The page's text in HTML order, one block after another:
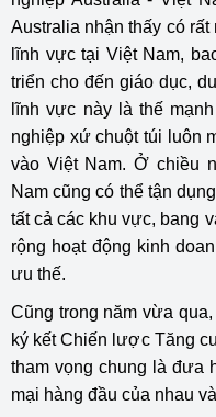
Australia nhận thấy có
lĩnh vực tại Việt Nam,
triển cho đến giáo dục,
lĩnh vực này là thế
nghiệp xứ chuột túi luôn
vào Việt Nam. Ở chiều
Nam cũng có thể tận
tất cả các khu vực, bang
rộng hoạt động kinh
ưu thế.
Cũng trong năm vừa
ký kết Chiến lược Tăng
tham vọng chung là đưa
mại hàng đầu của nhau